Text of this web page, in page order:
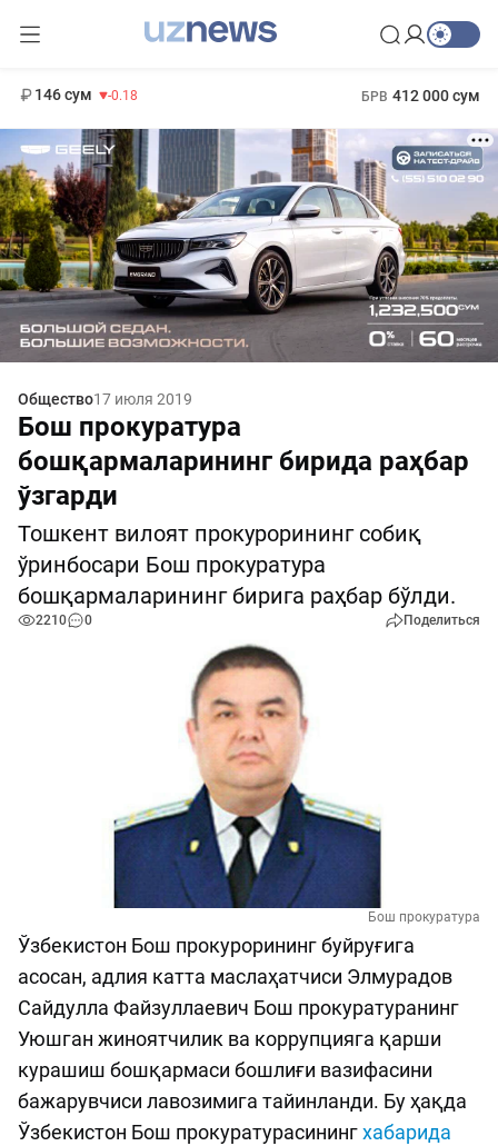
146 сум -0.18 БРВ 412 000 сум
Общество17 июля 2019
Бош прокуратура
бошқармаларининг бирида раҳбар
ўзгарди
Тошкент вилоят прокурорининг собиқ
ўринбосари Бош прокуратура
бошқармаларининг бирига раҳбар бўлди.
2210 0 Поделиться
Бош прокуратура
Ўзбекистон Бош прокурорининг буйруғига
асосан, адлия катта маслаҳатчиси Элмурадов
Сайдулла Файзуллаевич Бош прокуратуранинг
Уюшган жиноятчилик ва коррупцияга қарши
курашиш бошқармаси бошлиғи вазифасини
бажарувчиси лавозимига тайинланди. Бу ҳақда
Ўзбекистон Бош прокуратурасинингхабарида